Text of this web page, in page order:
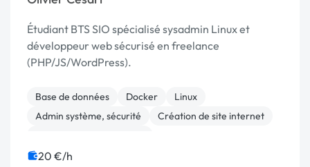
Étudiant BTS SIO spécialisé sysadmin Linux et
développeur web sécurisé en freelance
(PHP/JS/WordPress).
Base de données Docker
Linux
Admin système, sécurité
Création de site internet
20 €/h